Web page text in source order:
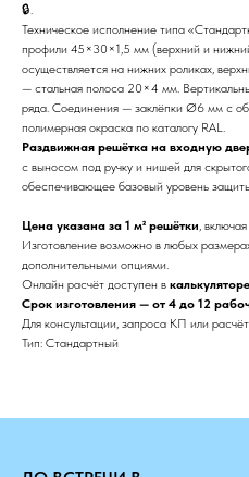
🔒.
Техническое исполнение типа
профили 45×30×1,5 мм (верхний и
осуществляется на нижних роликах,
— стальная полоса 20×4 мм.
ряда. Соединения — заклёпки Ø6 мм с
полимерная окраска по каталогу RAL.
Раздвижная решётка на входную
с выносом под ручку и нишей для
обеспечивающее базовый уровень
Цена указана за 1 м² решётки,
Изготовление возможно в любых
дополнительными опциями.
Онлайн расчёт доступен в калькуляторе
Срок изготовления — от 4 до 12
Для консультации, запроса КП или
Тип: Стандартный